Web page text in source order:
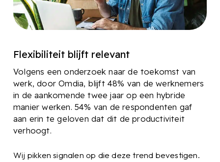
Flexibiliteit blijft relevant
Volgens een onderzoek naar de toekomst van
werk, door Omdia, blijft 48% van de werknemers
in de aankomende twee jaar op een hybride
manier werken. 54% van de respondenten gaf
aan erin te geloven dat dit de productiviteit
verhoogt.
Wij pikken signalen op die deze trend bevestigen.